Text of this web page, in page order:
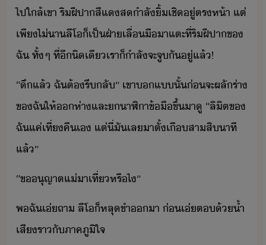
ไป​ใล้​เขา​ ​ริฝีปา​สีแ​ส​ำลั​ิ้​เชิ​ู่​ตรห้า​ ​แต่
เพี​ไ่า​ลีโ​็​เป็​ฝ่า​เลื่​ื​า​แตะ​ที่​ริฝีปา​ข​
ฉั​ ​ทั้ๆ​ ​ที่​ี​ิเี​เรา​็​ำลัจะ​จู​ั​ู่​แล้​!
“​ึ​แล้​ ​ฉั​ต้​รี​ลั​”​ ​เขา​​แ​ั้​่​จะ​ผลั​ร่า​
ข​ฉั​ให้​ห่า​และ​​าฬิาข้ื​ขึ้​าู​ ​“​ลิิต​ข​
ฉั​แค่​เที่คื​เ​ ​แต่​ี่​ั​เล​าตั​้​เื​สาสิ​าที​
แล้​”
“​ขุญาต​แ่​า​เที่​หรืไ​”
พ​ฉั​เ่​ถา​ ​ลีโ​็​หลุ​ขำ​า​ ​่​เ่​ต​้​้ำ
เสี​ราั​ภาคภูิใจ